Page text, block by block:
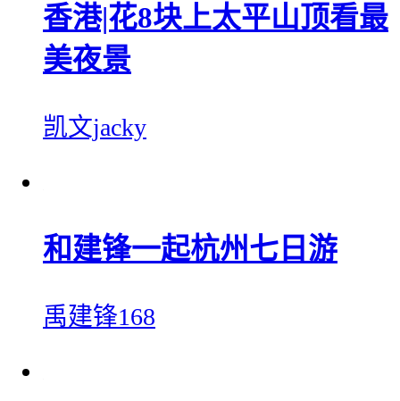
香港|花8块上太平山顶看最
美夜景
凯文jacky
和建锋一起杭州七日游
禹建锋168